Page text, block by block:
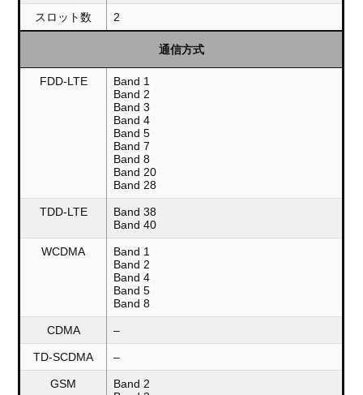
スロット数 2
通信方式
FDD-LTE
Band 1
Band 2
Band 3
Band 4
Band 5
Band 7
Band 8
Band 20
Band 28
TDD-LTE
Band 38
Band 40
WCDMA
Band 1
Band 2
Band 4
Band 5
Band 8
CDMA –
TD-SCDMA –
GSM
Band 2